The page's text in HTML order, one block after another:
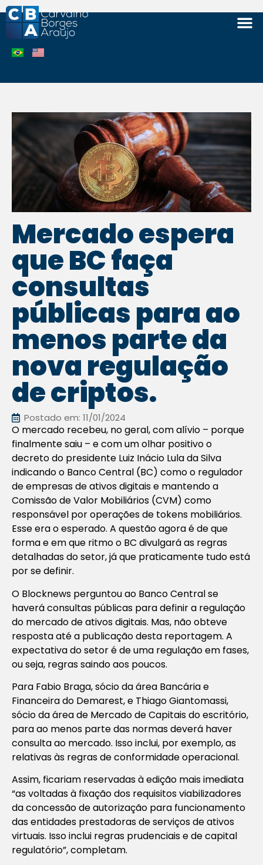
Mercado espera
que BC faça
consultas
públicas para ao
menos parte da
nova regulação
de criptos.
Postado em: 11/01/2024
O mercado recebeu, no geral, com alívio – porque
finalmente saiu – e com um olhar positivo o
decreto do presidente Luiz Inácio Lula da Silva
indicando o Banco Central (BC) como o regulador
de empresas de ativos digitais e mantendo a
Comissão de Valor Mobiliários (CVM) como
responsável por operações de tokens mobiliários.
Esse era o esperado. A questão agora é de que
forma e em que ritmo o BC divulgará as regras
detalhadas do setor, já que praticamente tudo está
por se definir.
O Blocknews perguntou ao Banco Central se
haverá consultas públicas para definir a regulação
do mercado de ativos digitais. Mas, não obteve
resposta até a publicação desta reportagem. A
expectativa do setor é de uma regulação em fases,
ou seja, regras saindo aos poucos.
Para Fabio Braga, sócio da área Bancária e
Financeira do Demarest, e Thiago Giantomassi,
sócio da área de Mercado de Capitais do escritório,
para ao menos parte das normas deverá haver
consulta ao mercado. Isso inclui, por exemplo, as
relativas às regras de conformidade operacional.
Assim, ficariam reservadas à edição mais imediata
“as voltadas à fixação dos requisitos viabilizadores
da concessão de autorização para funcionamento
das entidades prestadoras de serviços de ativos
virtuais. Isso inclui regras prudenciais e de capital
regulatório”, completam.